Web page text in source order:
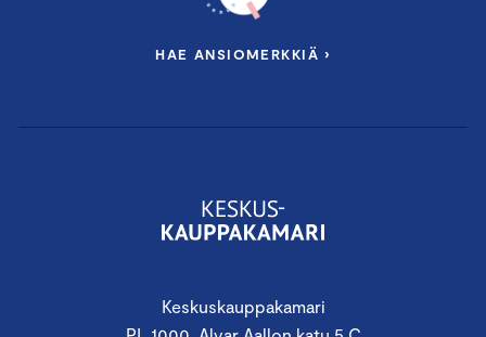
Keskuskauppakamari
HAE ANSIOMERKKIÄ ›